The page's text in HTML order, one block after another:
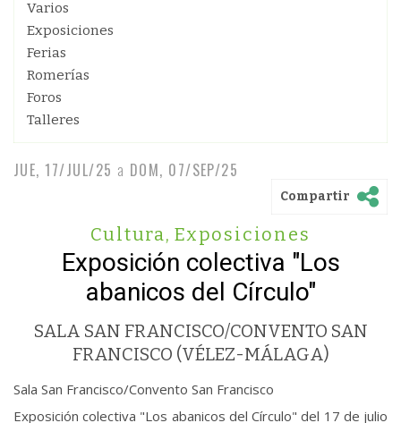
Varios
Exposiciones
Ferias
Romerías
Foros
Talleres
JUE, 17/JUL/25 a DOM, 07/SEP/25
Compartir
Cultura, Exposiciones
Exposición colectiva "Los
abanicos del Círculo"
SALA SAN FRANCISCO/CONVENTO SAN
FRANCISCO (VÉLEZ-MÁLAGA)
Sala San Francisco/Convento San Francisco
Exposición colectiva "Los abanicos del Círculo" del 17 de julio